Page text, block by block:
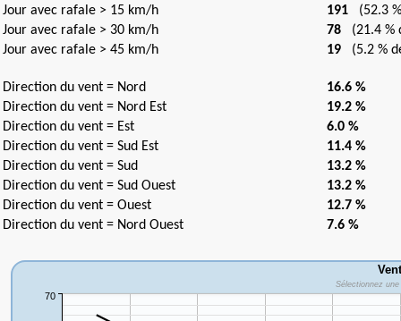
Jour avec rafale > 15 km/h 191 (52.3
Jour avec rafale > 30 km/h
78 (21.4 %
Jour avec rafale > 45 km/h
19 (5.2 %
Direction du vent = Nord
16.6 %
Direction du vent = Nord Est
19.2 %
Direction du vent = Est
6.0 %
Direction du vent = Sud Est
11.4 %
Direction du vent = Sud
13.2 %
Direction du vent = Sud Ouest
13.2 %
Direction du vent = Ouest
12.7 %
Direction du vent = Nord Ouest
7.6 %